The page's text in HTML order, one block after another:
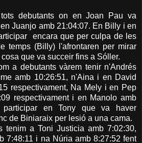
debutants on en Joan Pau va
Juanjo amb 21:04:07. En Billy i en
encara que per culpa de les
temps (Billy) l'afrontaren per mirar
que va succeir fins a Sóller.
a debutants vàrem tenir n'Andrés
amb 10:26:51, n'Aina i en David
respectivament, Na Mely i en Pep
respectivament i en Manolo amb
participar en Tony que va haver
de Biniaraix per lesió a una cama.
tenim a Toni Justicia amb 7:02:30,
7:48:11 i na Núria amb 8:27:52 fent